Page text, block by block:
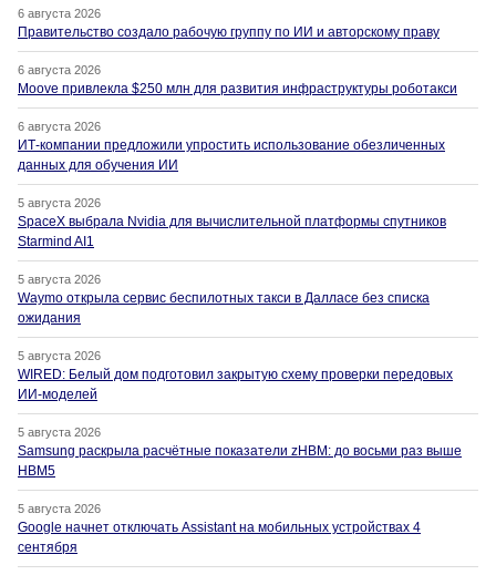
6 августа 2026
Правительство создало рабочую группу по ИИ и авторскому праву
6 августа 2026
Moove привлекла $250 млн для развития инфраструктуры роботакси
6 августа 2026
ИТ-компании предложили упростить использование обезличенных
данных для обучения ИИ
5 августа 2026
SpaceX выбрала Nvidia для вычислительной платформы спутников
Starmind AI1
5 августа 2026
Waymo открыла сервис беспилотных такси в Далласе без списка
ожидания
5 августа 2026
WIRED: Белый дом подготовил закрытую схему проверки передовых
ИИ-моделей
5 августа 2026
Samsung раскрыла расчётные показатели zHBM: до восьми раз выше
HBM5
5 августа 2026
Google начнет отключать Assistant на мобильных устройствах 4
сентября